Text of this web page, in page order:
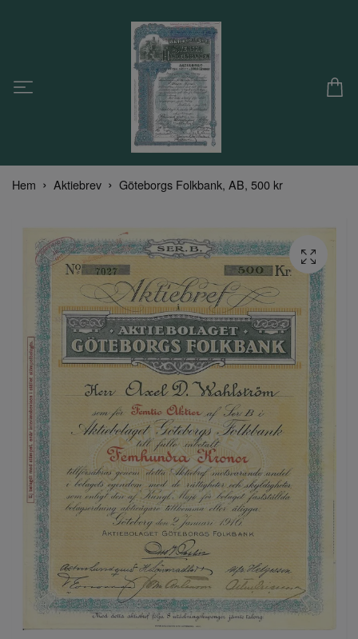
Hem Aktiebrev Göteborgs Folkbank, AB, 500 kr